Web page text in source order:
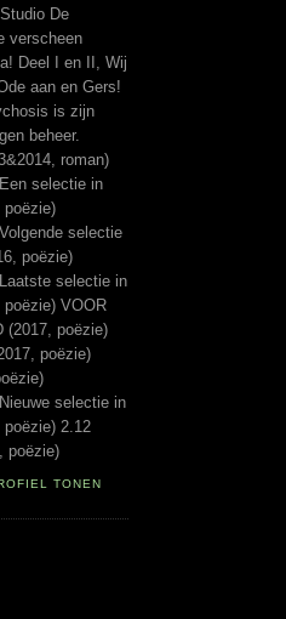
De
verscheen
Deel I en II, Wij
aan en Gers!
is zijn
beheer.
roman)
selectie in
poëzie)
selectie
poëzie)
selectie in
VOOR
(2017, poëzie)
poëzie)
selectie in
2.12
poëzie)
TONEN